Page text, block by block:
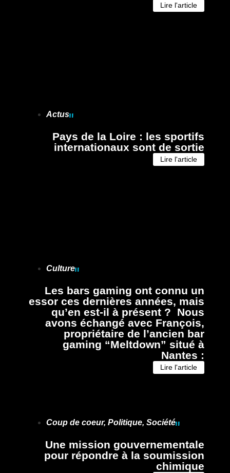
Lire l'article
Actus
Pays de la Loire : les sportifs
internationaux sont de sortie
Lire l'article
Culture
Les bars gaming ont connu un
essor ces dernières années, mais
qu’en est-il à présent ? Nous
avons échangé avec François,
propriétaire de l’ancien bar
gaming “Meltdown” situé à
Nantes :
Lire l'article
Coup de coeur, Politique, Société
Une mission gouvernementale
pour répondre à la soumission
chimique